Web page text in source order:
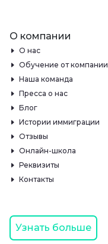
О компании
О нас
Обучение от компании
Наша команда
Пресса о нас
Блог
Истории иммиграции
Отзывы
Онлайн-школа
Реквизиты
Контакты
Узнать больше